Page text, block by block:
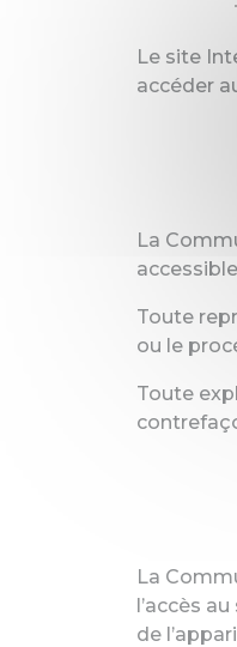
Le site
accéder
La
Toute
ou le
Toute
La
l’accès
de